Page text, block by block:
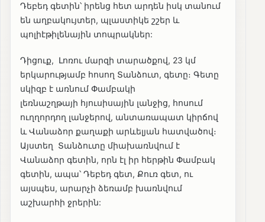
Դեբեդ գետին՝ իրենց հետ արդեն իսկ տանում
են աղբակույտեր, պլաստիկե շշեր և
պոլիէթիլենային տոպրակներ:
Դիցուք, Լոռու մարզի տարածքով, 23 կմ
երկարությամբ հոսող Տանձուտ, գետը։ Գետը
սկիզբ է առնում Փամբակի
լեռնաշղթայի հյուսիսային լանջից, հոսում
ուղղորդող լանջերով, անտառապատ կիրճով
և Վանաձոր քաղաքի արևելյան հատվածով։
Այստեղ Տանձուտը միախառնվում է
Վանաձոր գետին, որն էլ իր հերթին Փամբակ
գետին, ապա՝ Դեբեդ գետ, Քուռ գետ, ու
այսպես, արարչի ձեռամբ խառնվում
աշխարհի ջրերին: